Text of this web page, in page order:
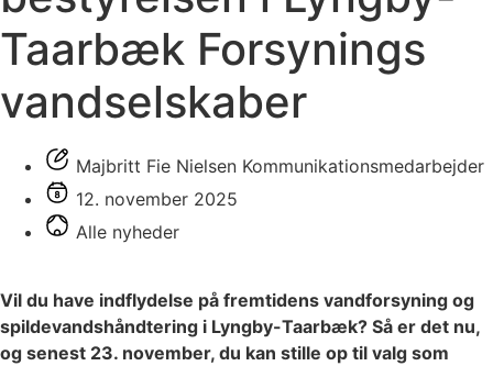
Taarbæk Forsynings
vandselskaber
Majbritt Fie Nielsen Kommunikationsmedarbejder
12. november 2025
Alle nyheder
Vil du have indflydelse på fremtidens vandforsyning og
spildevandshåndtering i Lyngby-Taarbæk? Så er det nu,
og senest 23. november, du kan stille op til valg som